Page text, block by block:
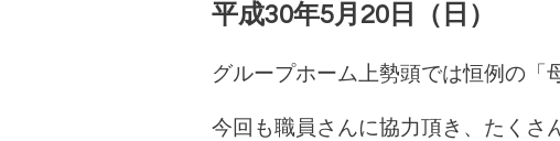
平成30年5月20日（日）
グループホーム上勢頭では恒例の
今回も職員さんに協力頂き、たくさ